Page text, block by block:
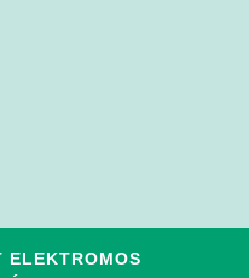
ELEKTROMOS